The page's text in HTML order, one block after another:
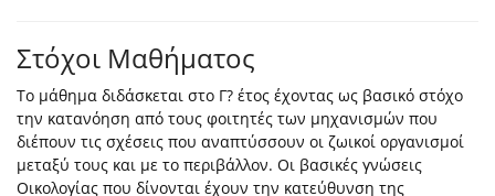
Στόχοι Μαθήματος
Το μάθημα διδάσκεται στο Γ? έτος έχοντας ως βασικό στόχο
την κατανόηση από τους φοιτητές των μηχανισμών που
διέπουν τις σχέσεις που αναπτύσσουν οι ζωικοί οργανισμοί
μεταξύ τους και με το περιβάλλον. Οι βασικές γνώσεις
Οικολογίας που δίνονται έχουν την κατεύθυνση της